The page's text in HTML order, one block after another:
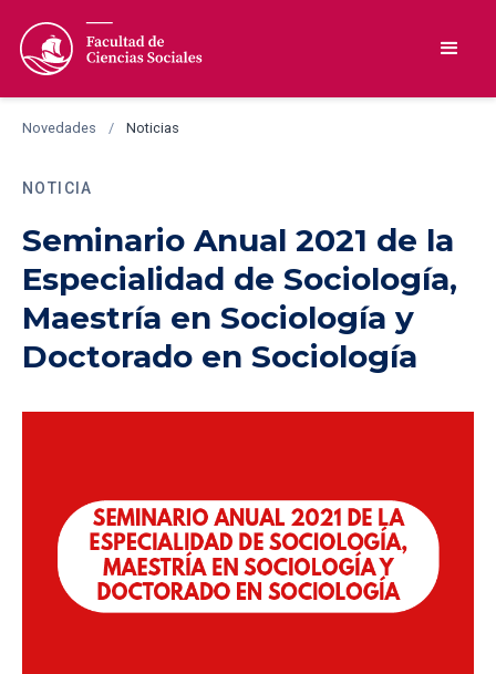
Novedades / Noticias
NOTICIA
Seminario Anual 2021 de la
Especialidad de Sociología,
Maestría en Sociología y
Doctorado en Sociología